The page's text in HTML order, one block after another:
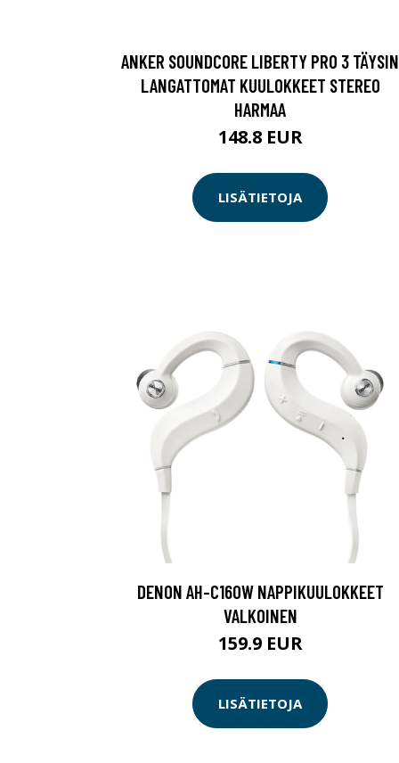
ANKER SOUNDCORE LIBERTY PRO 3 TÄYSIN
LANGATTOMAT KUULOKKEET STEREO
HARMAA
148.8 EUR
LISÄTIETOJA
DENON AH-C160W NAPPIKUULOKKEET
VALKOINEN
159.9 EUR
LISÄTIETOJA